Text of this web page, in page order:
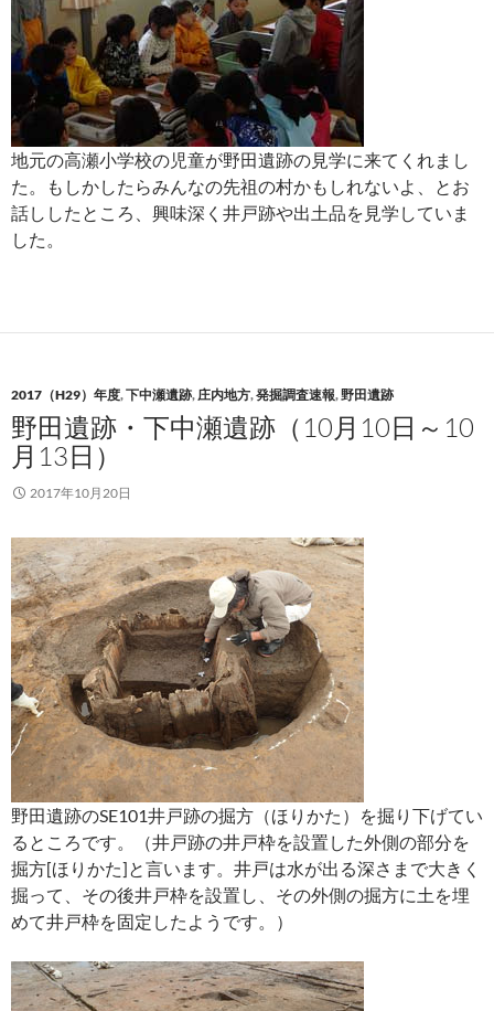
地元の高瀬小学校の児童が野田遺跡の見学に来てくれまし
た。もしかしたらみんなの先祖の村かもしれないよ、とお
話ししたところ、興味深く井戸跡や出土品を見学していま
した。
2017（H29）年度,下中瀬遺跡,庄内地方,発掘調査速報,野田遺跡
野田遺跡・下中瀬遺跡（10月10日～10
月13日）
2017年10月20日
野田遺跡のSE101井戸跡の掘方（ほりかた）を掘り下げてい
るところです。（井戸跡の井戸枠を設置した外側の部分を
掘方[ほりかた]と言います。井戸は水が出る深さまで大きく
掘って、その後井戸枠を設置し、その外側の掘方に土を埋
めて井戸枠を固定したようです。）